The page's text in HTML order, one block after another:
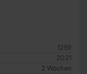
1259
2021
2 Wochen